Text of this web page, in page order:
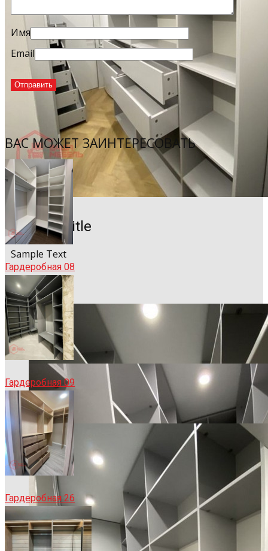
Sample Title
Sample Text
Имя
Email
ВАС МОЖЕТ ЗАИНТЕРЕСОВАТЬ
Гардеробная 08
Гардеробная 09
Гардеробная 26